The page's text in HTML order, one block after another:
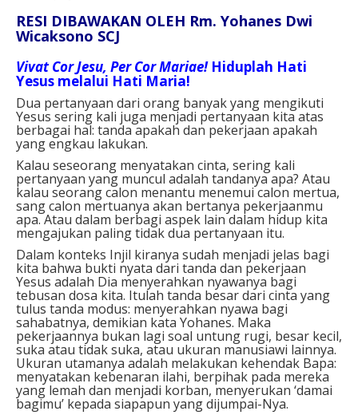
RESI DIBAWAKAN OLEH Rm. Yohanes Dwi
Wicaksono SCJ
Vivat Cor Jesu, Per Cor Mariae! Hiduplah Hati
Yesus melalui Hati Maria!
Dua pertanyaan dari orang banyak yang mengikuti
Yesus sering kali juga menjadi pertanyaan kita atas
berbagai hal: tanda apakah dan pekerjaan apakah
yang engkau lakukan.
Kalau seseorang menyatakan cinta, sering kali
pertanyaan yang muncul adalah tandanya apa? Atau
kalau seorang calon menantu menemui calon mertua,
sang calon mertuanya akan bertanya pekerjaanmu
apa. Atau dalam berbagi aspek lain dalam hidup kita
mengajukan paling tidak dua pertanyaan itu.
Dalam konteks Injil kiranya sudah menjadi jelas bagi
kita bahwa bukti nyata dari tanda dan pekerjaan
Yesus adalah Dia menyerahkan nyawanya bagi
tebusan dosa kita. Itulah tanda besar dari cinta yang
tulus tanda modus: menyerahkan nyawa bagi
sahabatnya, demikian kata Yohanes. Maka
pekerjaannya bukan lagi soal untung rugi, besar kecil,
suka atau tidak suka, atau ukuran manusiawi lainnya.
Ukuran utamanya adalah melakukan kehendak Bapa:
menyatakan kebenaran ilahi, berpihak pada mereka
yang lemah dan menjadi korban, menyerukan ‘damai
bagimu’ kepada siapapun yang dijumpai-Nya.